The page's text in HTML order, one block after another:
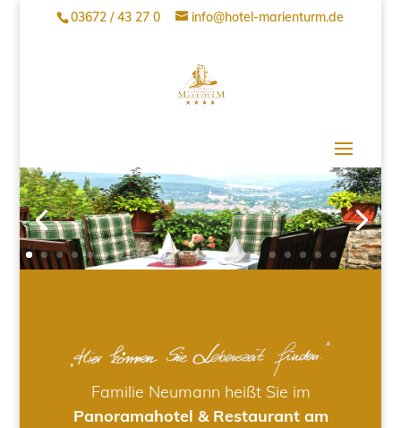
03672 / 43 27 0 info@hotel-marienturm.de
Familie Neumann heißt Sie im
Panoramahotel & Restaurant am